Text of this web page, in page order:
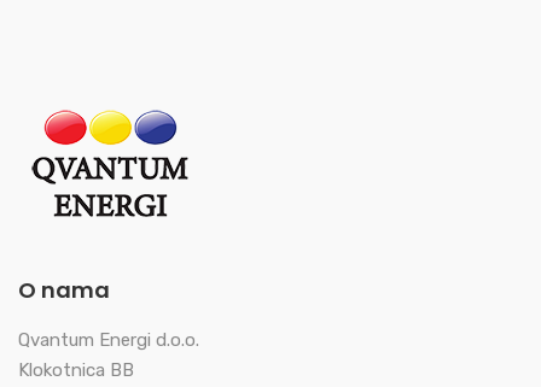
O nama
Qvantum Energi d.o.o.
Klokotnica BB